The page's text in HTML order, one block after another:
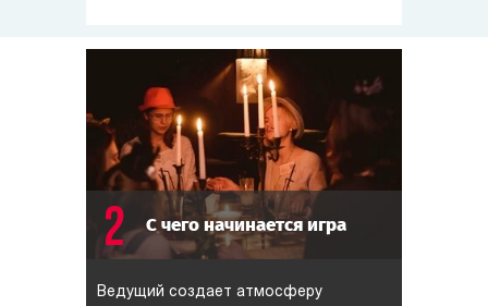
2 С чего начинается игра
Ведущий создает атмосферу